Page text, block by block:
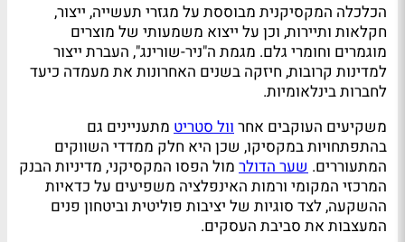
הכלכלה המקסיקנית מבוססת על מגזרי תעשייה, ייצור,
חקלאות ותיירות, וכן על ייצוא משמעותי של מוצרים
מוגמרים וחומרי גלם. מגמת ה"ניר-שורינג", העברת ייצור
למדינות קרובות, חיזקה בשנים האחרונות את מעמדה כיעד
לחברות בינלאומיות.
משקיעים העוקבים אחרוול סטריט מתעניינים גם
בהתפתחויות במקסיקו, שכן היא חלק ממדדי השווקים
המתעוררים. שער הדולר מול הפסו המקסיקני, מדיניות הבנק
המרכזי המקומי ורמות האינפלציה משפיעים על כדאיות
ההשקעה, לצד סוגיות של יציבות פוליטית וביטחון פנים
המעצבות את סביבת העסקים.